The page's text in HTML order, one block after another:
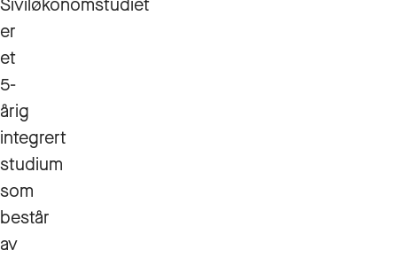
Siviløkonomstudiet
er
et
5-
årig
integrert
studium
som
består
av